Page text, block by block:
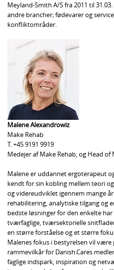
Meyland-Smith A/S fra 2011 til
andre brancher; fødevarer og
konfliktområder.
Malene Alexandrowiz
Make Rehab
T. +45 9191 9919
Medejer af Make Rehab, og Head of
Malene er uddannet ergoterapeut
kendt for sin kobling mellem teori
og videreudviklet igennem mange
rehabilitering, analytiske tilgang og
bedste løsninger for den enkelte
tværfaglige, tværsektorielle
en større forståelse og et større
Malenes fokus i bestyrelsen vil være
rammevilkår for Danish.Cares
faglige indspark, inspiration og